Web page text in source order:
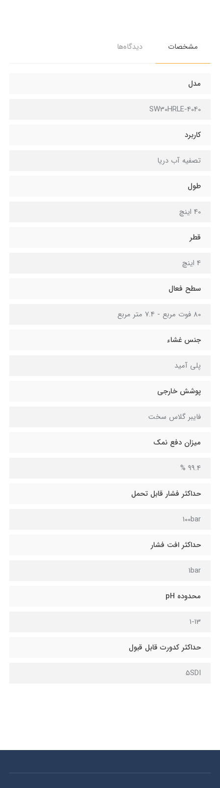
مشخصات دیدگاه‌ها
مدل
SW30HRLE-4040
کاربرد
تصفیه آب دریا
طول
40 اینچ
قطر
4 اینچ
سطح فعال
80 فوت مربع - 7.4 متر مربع
جنس غشاء
پلی آمید
پوشش خارجی
فایبر گلاس سخت
میزان دفع نمک
99.4 %
حداکثر فشار قابل تحمل
100bar
حداکثر افت فشار
1bar
محدوده pH
1-13
حداکثر کدورت قابل قبول
5SDI